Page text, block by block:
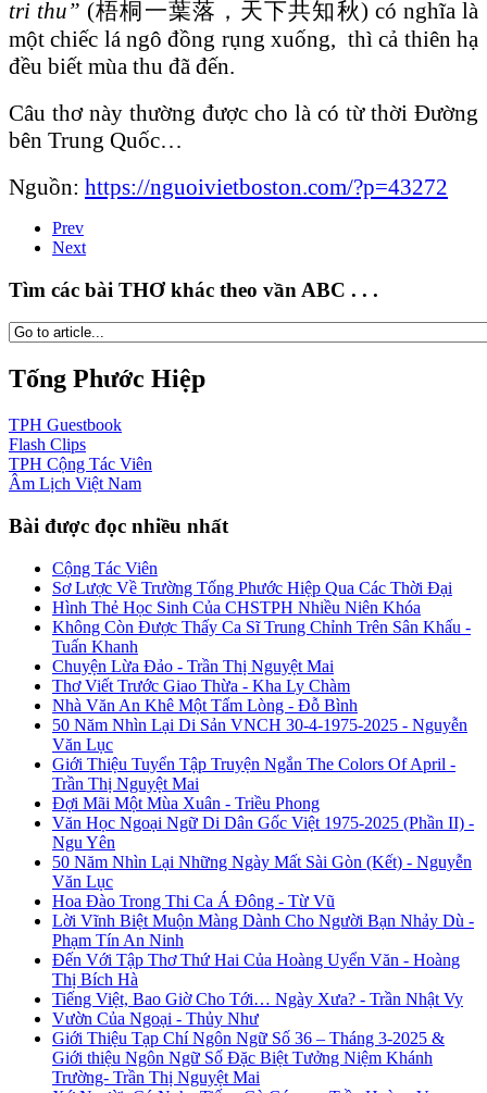
tri thu” (梧桐一葉落，天下共知秋) có nghĩa là
một chiếc lá ngô đồng rụng xuống, thì cả thiên hạ
đều biết mùa thu đã đến.
Câu thơ này thường được cho là có từ thời Đường
bên Trung Quốc…
Nguồn: https://nguoivietboston.com/?p=43272
Prev
Next
Tìm các bài THƠ khác theo vần ABC . . .
Tống Phước Hiệp
TPH Guestbook
Flash Clips
TPH Cộng Tác Viên
Âm Lịch Việt Nam
Bài được đọc nhiều nhất
Cộng Tác Viên
Sơ Lược Về Trường Tống Phước Hiệp Qua Các Thời Đại
Hình Thẻ Học Sinh Của CHSTPH Nhiều Niên Khóa
Không Còn Được Thấy Ca Sĩ Trung Chỉnh Trên Sân Khấu -
Tuấn Khanh
Chuyện Lừa Đảo - Trần Thị Nguyệt Mai
Thơ Viết Trước Giao Thừa - Kha Ly Chàm
Nhà Văn An Khê Một Tấm Lòng - Đỗ Bình
50 Năm Nhìn Lại Di Sản VNCH 30-4-1975-2025 - Nguyễn
Văn Lục
Giới Thiệu Tuyển Tập Truyện Ngắn The Colors Of April -
Trần Thị Nguyệt Mai
Đợi Mãi Một Mùa Xuân - Triều Phong
Văn Học Ngoại Ngữ Di Dân Gốc Việt 1975-2025 (Phần II) -
Ngu Yên
50 Năm Nhìn Lại Những Ngày Mất Sài Gòn (Kết) - Nguyễn
Văn Lục
Hoa Đào Trong Thi Ca Á Đông - Từ Vũ
Lời Vĩnh Biệt Muộn Màng Dành Cho Người Bạn Nhảy Dù -
Phạm Tín An Ninh
Đến Với Tập Thơ Thứ Hai Của Hoàng Uyển Văn - Hoàng
Thị Bích Hà
Tiếng Việt, Bao Giờ Cho Tới… Ngày Xưa? - Trần Nhật Vy
Vườn Của Ngoại - Thủy Như
Giới Thiệu Tạp Chí Ngôn Ngữ Số 36 – Tháng 3-2025 &
Giới thiệu Ngôn Ngữ Số Đặc Biệt Tưởng Niệm Khánh
Trường- Trần Thị Nguyệt Mai